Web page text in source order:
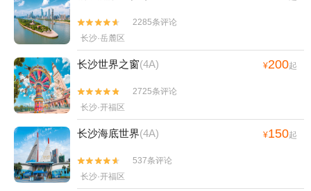


2285条评论
长沙·岳麓区
长沙世界之窗(4A) ¥200起


2725条评论
长沙·开福区
长沙海底世界(4A) ¥150起


537条评论
长沙·开福区